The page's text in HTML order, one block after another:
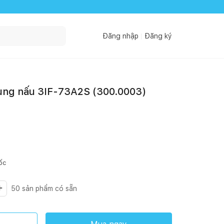
Đăng nhập Đăng ký
nấu 3IF-73A2S (300.0003)
50 sản phẩm có sẵn